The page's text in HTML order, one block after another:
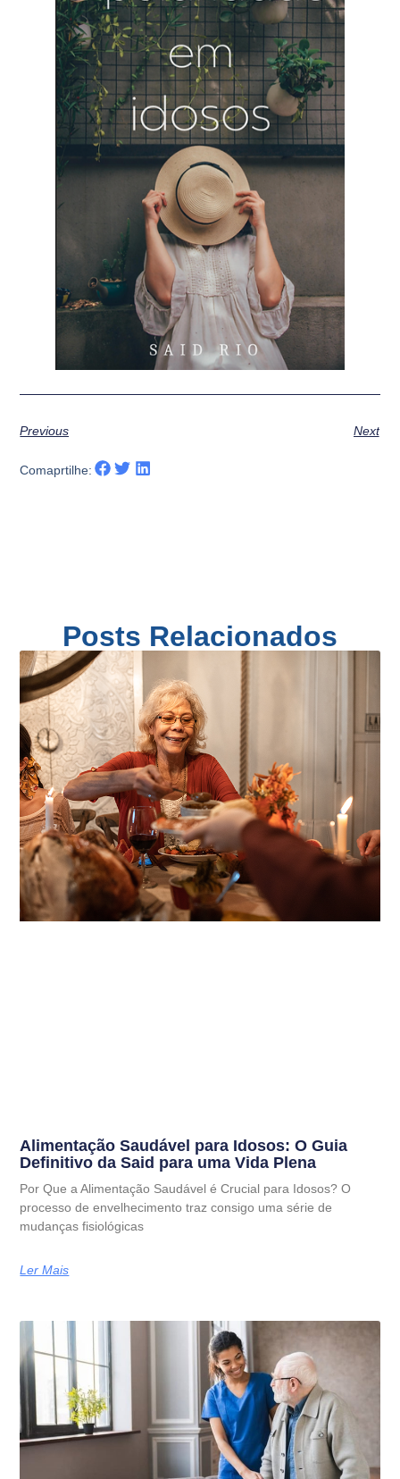
Previous Next
Comaprtilhe:
Posts Relacionados
Alimentação Saudável para Idosos: O Guia
Definitivo da Said para uma Vida Plena
Por Que a Alimentação Saudável é Crucial para Idosos? O
processo de envelhecimento traz consigo uma série de
mudanças fisiológicas
Ler Mais